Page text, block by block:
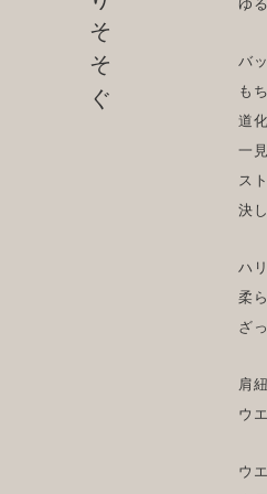
ゆ
バ
も
道
一
ス
決
ハ
柔
ざ
肩
ウ
ウ